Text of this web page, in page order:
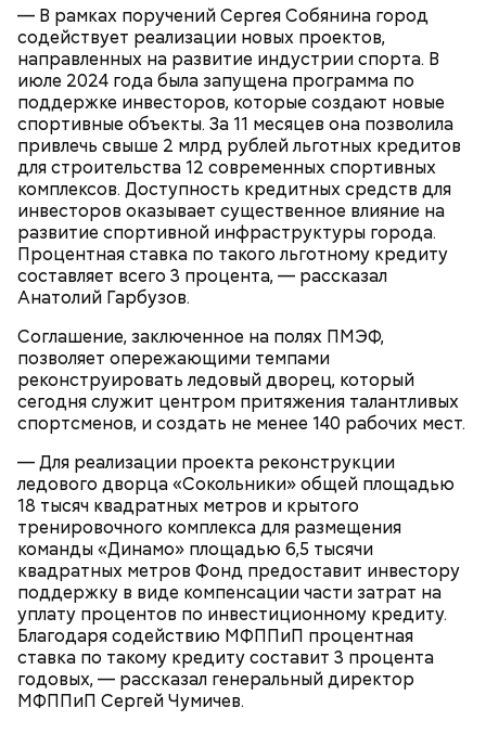
— В рамках поручений Сергея Собянина город
содействует реализации новых проектов,
направленных на развитие индустрии спорта. В
июле 2024 года была запущена программа по
поддержке инвесторов, которые создают новые
спортивные объекты. За 11 месяцев она позволила
привлечь свыше 2 млрд рублей льготных кредитов
для строительства 12 современных спортивных
комплексов. Доступность кредитных средств для
инвесторов оказывает существенное влияние на
развитие спортивной инфраструктуры города.
Процентная ставка по такого льготному кредиту
составляет всего 3 процента, — рассказал
Анатолий Гарбузов.
Соглашение, заключенное на полях ПМЭФ,
позволяет опережающими темпами
реконструировать ледовый дворец, который
сегодня служит центром притяжения талантливых
спортсменов, и создать не менее 140 рабочих мест.
— Для реализации проекта реконструкции
ледового дворца «Сокольники» общей площадью
18 тысяч квадратных метров и крытого
тренировочного комплекса для размещения
команды «Динамо» площадью 6,5 тысячи
квадратных метров Фонд предоставит инвестору
поддержку в виде компенсации части затрат на
уплату процентов по инвестиционному кредиту.
Благодаря содействию МФППиП процентная
ставка по такому кредиту составит 3 процента
годовых, — рассказал генеральный директор
МФППиП Сергей Чумичев.
Также существует раздел «Стать партнером»,
который будет полезен представителям бизнеса. В
нем можно найти информацию о том, какие
преимущества дает предпринимателям участие в
программе лояльности. Там же можно заполнить и
Кто может получить карту москвича
Ботанический сад РАН;
ВДНХ;
Лосиный Остров;
Измайловский парк;
Кемеровский лесопарк;
Парк Кузьминки;
Парк 850-летия Москвы;
Братеевскую пойму;
Борисовские пруды;
Фото: Пресс-служба ЦОДД
Обеспечение комфорта и
безопасности
Дом Грибоедова
В романе «Мастер и Маргарита» объединение
литераторов МАССОЛИТ, которое возглавлял
Михаил Берлиоз, находится в двухэтажном
старинном доме. Прообразом стал Дом Герцена на
Тверском бульваре, 25. В 1920-х годах здесь было
несколько литературных организаций —
Российская ассоциация пролетарских писателей и
Московская ассоциация пролетарских писателей.
Сегодня здесь располагается Литературный
институт имени Максима Горького.